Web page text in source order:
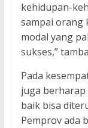
kehidupan-
sampai orang
modal yang
sukses,”
Pada
juga
baik bisa
Pemprov ada